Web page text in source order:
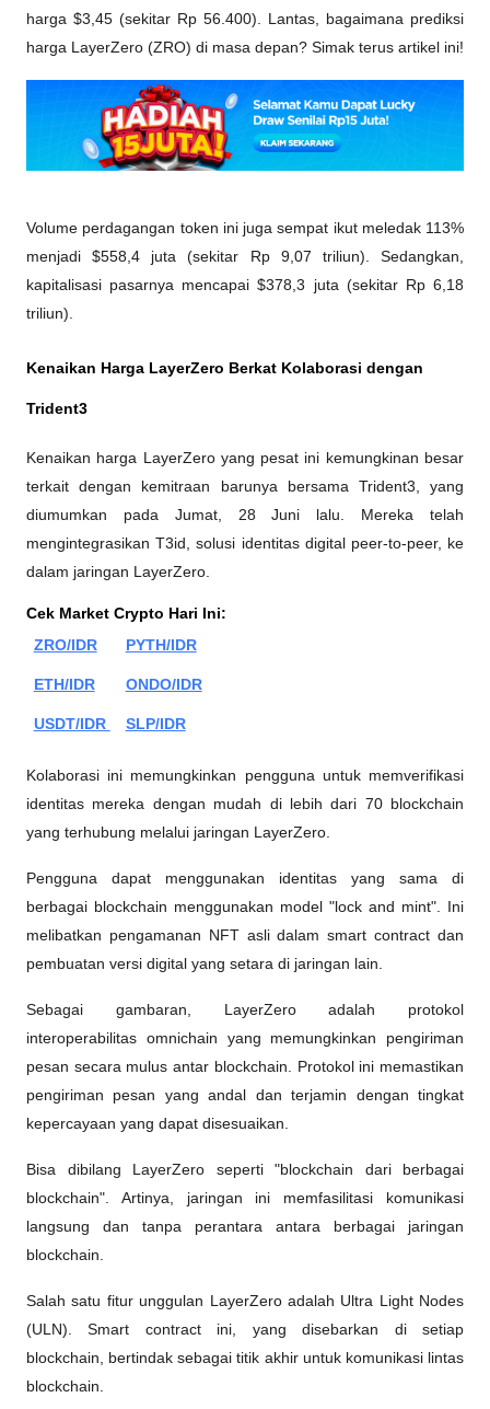
harga $3,45 (sekitar Rp 56.400). Lantas, bagaimana prediksi
harga LayerZero (ZRO) di masa depan? Simak terus artikel ini!
Volume perdagangan token ini juga sempat ikut meledak 113%
menjadi $558,4 juta (sekitar Rp 9,07 triliun). Sedangkan,
kapitalisasi pasarnya mencapai $378,3 juta (sekitar Rp 6,18
triliun).
Kenaikan Harga LayerZero Berkat Kolaborasi dengan
Trident3
Kenaikan harga LayerZero yang pesat ini kemungkinan besar
terkait dengan kemitraan barunya bersama Trident3, yang
diumumkan pada Jumat, 28 Juni lalu. Mereka telah
mengintegrasikan T3id, solusi identitas digital peer-to-peer, ke
dalam jaringan LayerZero.
Cek Market Crypto Hari Ini:
ZRO/IDR
PYTH/IDR
ETH/IDR ONDO/IDR
USDT/IDR SLP/IDR
Kolaborasi ini memungkinkan pengguna untuk memverifikasi
identitas mereka dengan mudah di lebih dari 70 blockchain
yang terhubung melalui jaringan LayerZero.
Pengguna dapat menggunakan identitas yang sama di
berbagai blockchain menggunakan model "lock and mint". Ini
melibatkan pengamanan NFT asli dalam smart contract dan
pembuatan versi digital yang setara di jaringan lain.
Sebagai gambaran, LayerZero adalah protokol
interoperabilitas omnichain yang memungkinkan pengiriman
pesan secara mulus antar blockchain. Protokol ini memastikan
pengiriman pesan yang andal dan terjamin dengan tingkat
kepercayaan yang dapat disesuaikan.
Bisa dibilang LayerZero seperti "blockchain dari berbagai
blockchain". Artinya, jaringan ini memfasilitasi komunikasi
langsung dan tanpa perantara antara berbagai jaringan
blockchain.
Salah satu fitur unggulan LayerZero adalah Ultra Light Nodes
(ULN). Smart contract ini, yang disebarkan di setiap
blockchain, bertindak sebagai titik akhir untuk komunikasi lintas
blockchain.